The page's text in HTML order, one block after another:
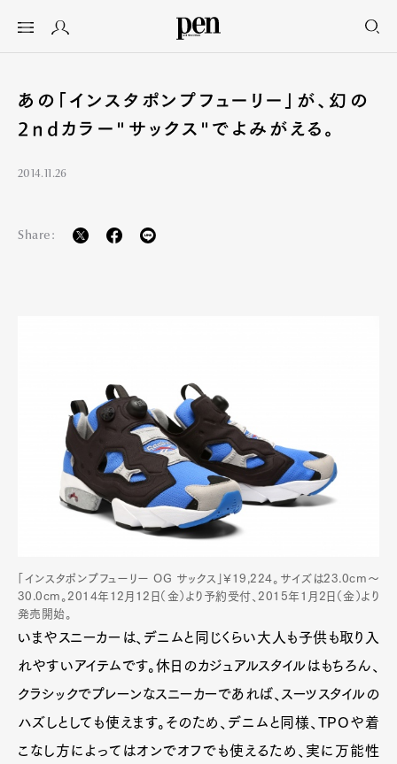
あの「インスタポンプフューリー」が、幻の
2ndカラー"サックス"でよみがえる。
2014.11.26
Share:
「インスタポンプフューリー OG サックス」¥19,224。サイズは23.0cm～
30.0cm。2014年12月12日（金）より予約受付、2015年1月2日（金）より
発売開始。
いまやスニーカーは、デニムと同じくらい大人も子供も取り入
れやすいアイテムです。休日のカジュアルスタイルはもちろん、
クラシックでプレーンなスニーカーであれば、スーツスタイルの
ハズしとしても使えます。そのため、デニムと同様、TPOや着
こなし方によってはオンでオフでも使えるため、実に万能性